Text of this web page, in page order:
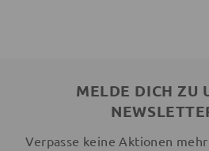
MELDE DICH ZU
Verpasse keine Aktionen